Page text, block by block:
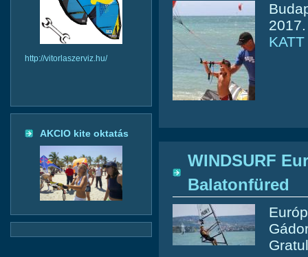
http://vitorlaszerviz.hu/
AKCIO kite oktatás
WINDSURF
Balatonfüred